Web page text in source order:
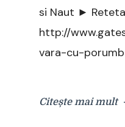
si Naut ►
http://
vara-cu-
Citește mai mult